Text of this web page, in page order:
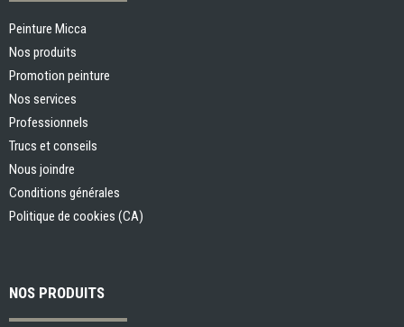
Peinture Micca
Nos produits
Promotion peinture
Nos services
Professionnels
Trucs et conseils
Nous joindre
Conditions générales
Politique de cookies (CA)
NOS PRODUITS